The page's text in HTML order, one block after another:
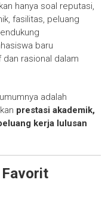
hanya soal reputasi,
fasilitas, peluang
baru
rasional dalam
adalah
prestasi akademik,
kerja lulusan